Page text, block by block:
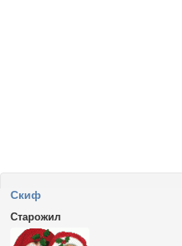
Cкиф
Старожил